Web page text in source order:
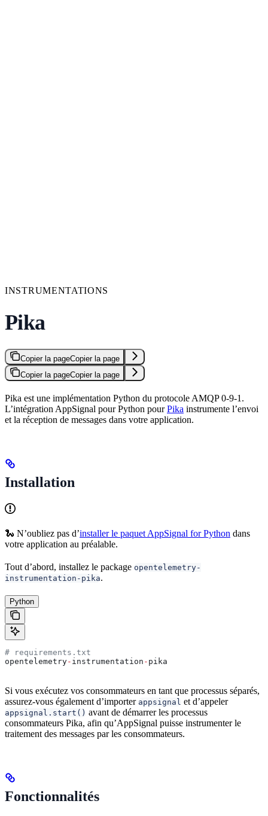
INSTRUMENTATIONS
Pika
Copier la pageCopier la page
Copier la pageCopier la page
Pika est une implémentation Python du protocole AMQP 0-9-1.
L’intégration AppSignal pour Python pourPika instrumente l’envoi
et la réception de messages dans votre application.
Installation
🐍 N’oubliez pas d’installer le paquet AppSignal for Python dans
votre application au préalable.
Tout d’abord, installez le package opentelemetry-
instrumentation-pika.
Python
# requirements.txt
opentelemetry- instrumentation - pika
Si vous exécutez vos consommateurs en tant que processus séparés,
assurez-vous également d’importer appsignal et d’appeler
appsignal.start() avant de démarrer les processus
consommateurs Pika, afin qu’AppSignal puisse instrumenter le
traitement des messages par les consommateurs.
Fonctionnalités